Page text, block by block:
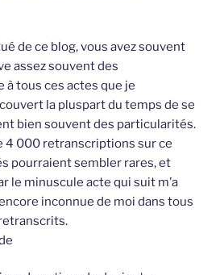
de ce blog, vous avez souvent
assez souvent des
tous ces actes que je
la pluspart du temps de se
bien souvent des particularités.
4 000 retranscriptions sur ce
pourraient sembler rares, et
le minuscule acte qui suit m’a
inconnue de moi dans tous